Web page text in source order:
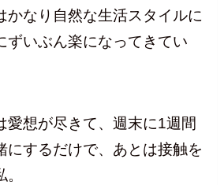
かなり自然な生活スタイルに
ずいぶん楽になってきてい
愛想が尽きて、週末に1週間
にするだけで、あとは接触を